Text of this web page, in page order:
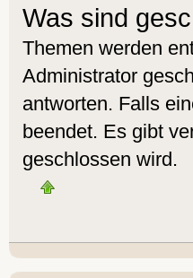
Was sind
Themen werden
Administrator
antworten. Falls
beendet. Es gibt
geschlossen wird.